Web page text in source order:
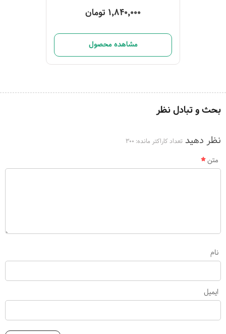
1,840,000 تومان
مشاهده محصول
بحث و تبادل نظر
نظر دهید تعداد کاراکتر مانده: 300
متن
نام
ایمیل